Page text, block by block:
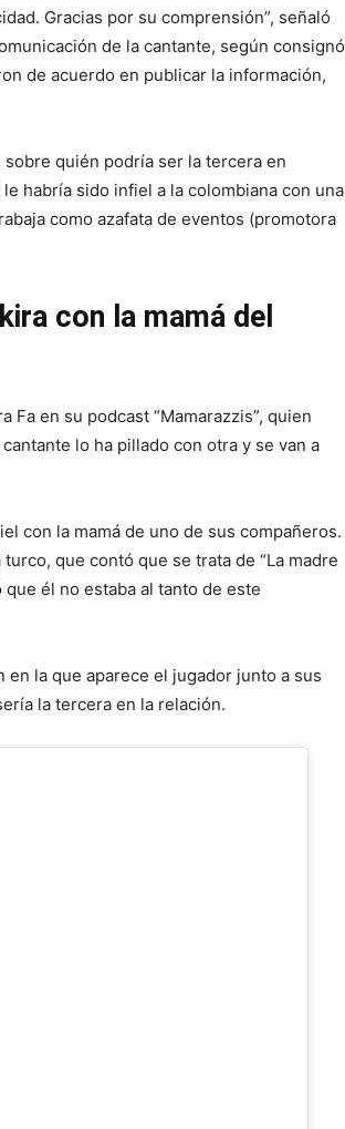
Gracias por su comprensión”, señaló
de la cantante, según consignó
de acuerdo en publicar la información,
quién podría ser la tercera en
habría sido infiel a la colombiana con una
como azafata de eventos (promotora
con la mamá del
Fa en su podcast “Mamarazzis”, quien
lo ha pillado con otra y se van a
con la mamá de uno de sus compañeros.
que contó que se trata de “La madre
él no estaba al tanto de este
la que aparece el jugador junto a sus
la tercera en la relación.